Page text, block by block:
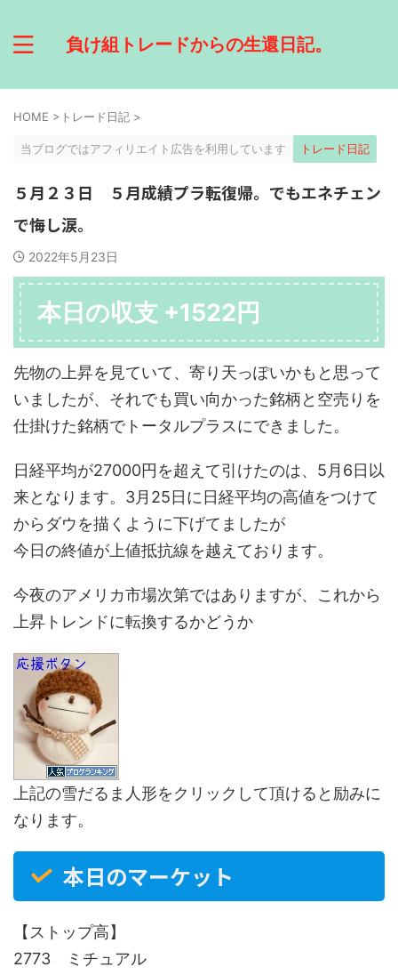
負け組トレードからの生還日記。
HOME > トレード日記 >
当ブログではアフィリエイト広告を利用しています トレード日記
５月２３日 ５月成績プラ転復帰。でもエネチェン
で悔し涙。
2022年5月23日
本日の収支 +1522円
先物の上昇を見ていて、寄り天っぽいかもと思って
いましたが、それでも買い向かった銘柄と空売りを
仕掛けた銘柄でトータルプラスにできました。
日経平均が27000円を超えて引けたのは、5月6日以
来となります。3月25日に日経平均の高値をつけて
からダウを描くように下げてましたが
今日の終値が上値抵抗線を越えております。
今夜のアメリカ市場次第ではありますが、これから
上昇トレンドに転換するかどうか
上記の雪だるま人形をクリックして頂けると励みに
なります。
本日のマーケット
【ストップ高】
2773 ミチュアル